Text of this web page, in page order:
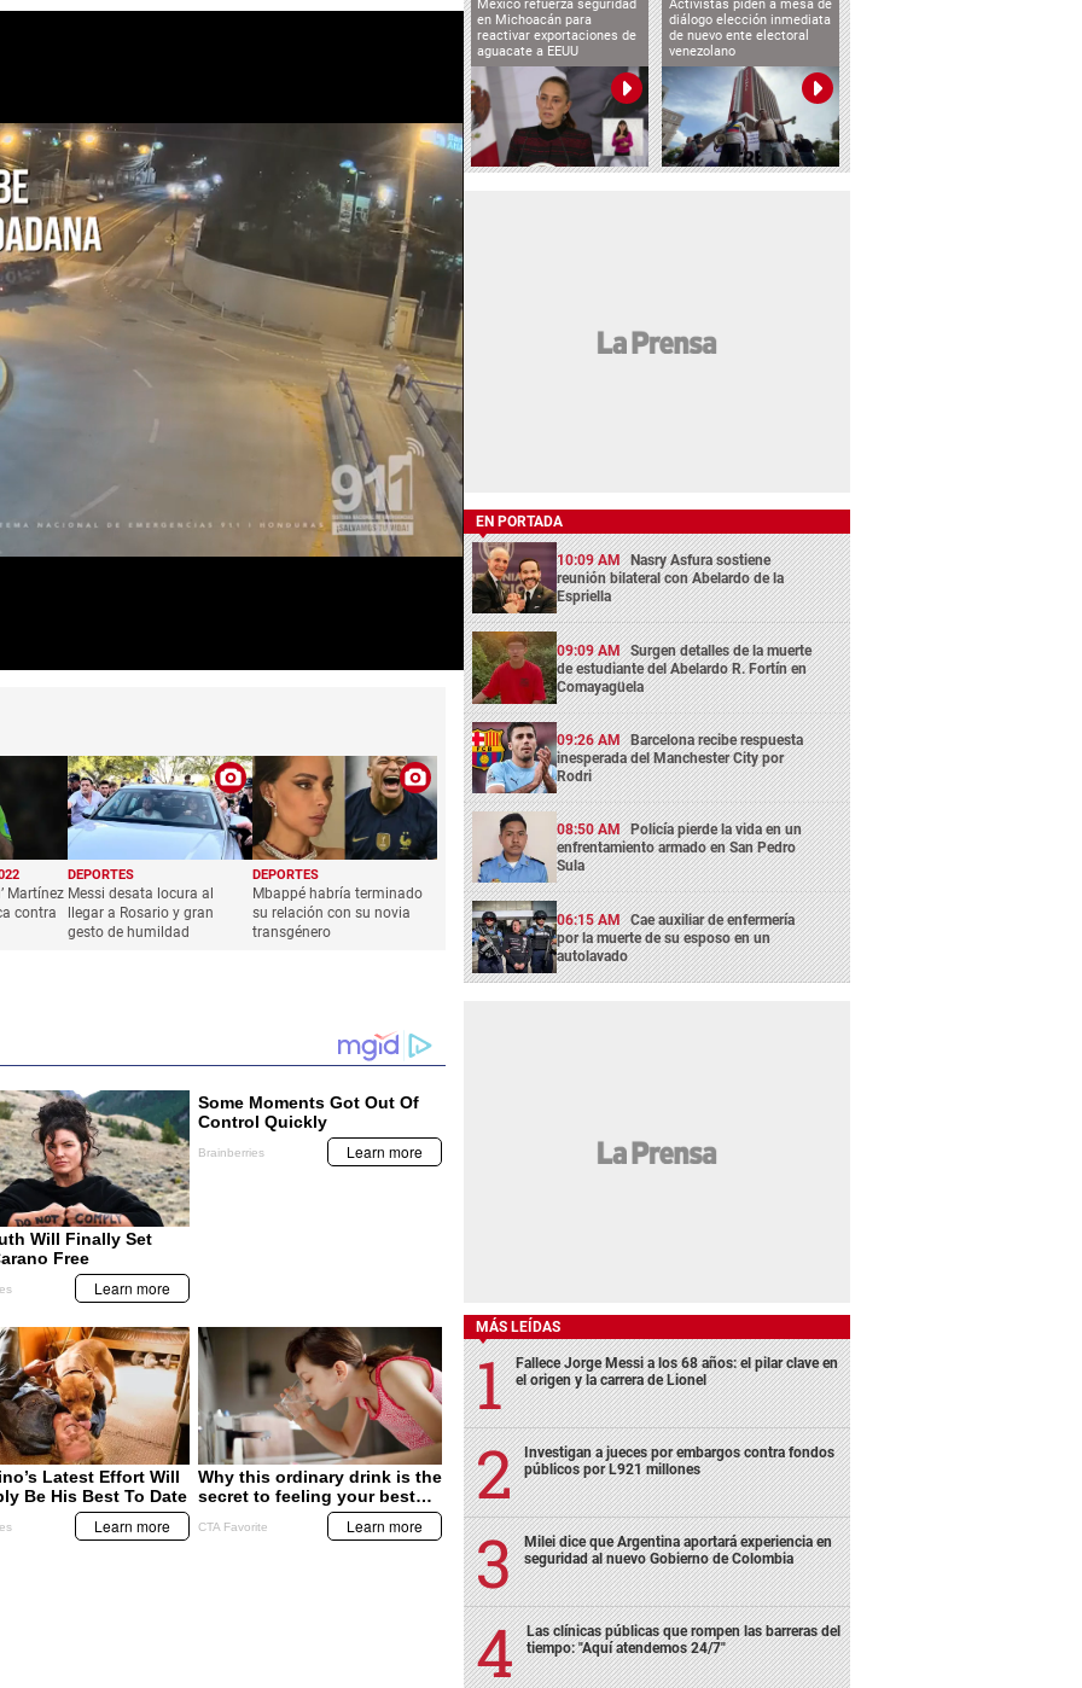
Martínez
contra
DEPORTES
Messi desata locura al
llegar a Rosario y gran
gesto de humildad
DEPORTES
Mbappé habría terminado
su relación con su novia
transgénero
México refuerza seguridad
en Michoacán para
reactivar exportaciones de
aguacate a EEUU
Activistas piden a mesa de
diálogo elección inmediata
de nuevo ente electoral
venezolano
EN PORTADA
10:09 AM Nasry Asfura sostiene
reunión bilateral con Abelardo de la
Espriella
09:09 AM Surgen detalles de la muerte
de estudiante del Abelardo R. Fortín en
Comayagüela
09:26 AM Barcelona recibe respuesta
inesperada del Manchester City por
Rodri
08:50 AM Policía pierde la vida en un
enfrentamiento armado en San Pedro
Sula
06:15 AM Cae auxiliar de enfermería
por la muerte de su esposo en un
autolavado
MÁS LEÍDAS
Fallece Jorge Messi a los 68 años: el pilar clave en
el origen y la carrera de Lionel
Investigan a jueces por embargos contra fondos
públicos por L921 millones
Milei dice que Argentina aportará experiencia en
seguridad al nuevo Gobierno de Colombia
Las clínicas públicas que rompen las barreras del
tiempo: "Aquí atendemos 24/7"